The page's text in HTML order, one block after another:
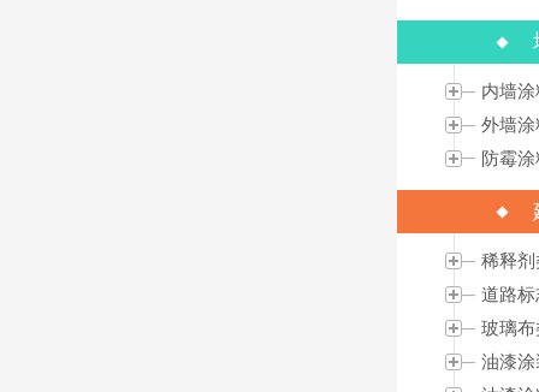
内墙
外墙涂
防霉
稀释剂
道路
玻璃布
油漆